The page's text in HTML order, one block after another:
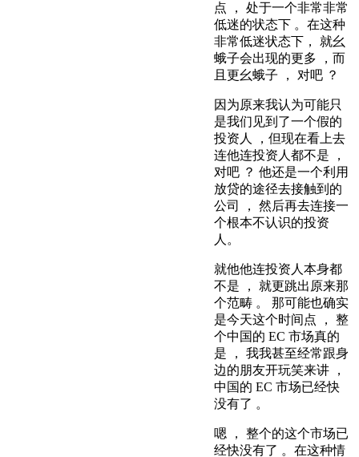
点 ， 处于一个非常非常
低迷的状态下 。在这种
非常低迷状态下， 就幺
蛾子会出现的更多 ，而
且更幺蛾子 ， 对吧 ？
因为原来我认为可能只
是我们见到了一个假的
投资人 ，但现在看上去
连他连投资人都不是 ，
对吧 ？ 他还是一个利用
放贷的途径去接触到的
公司 ， 然后再去连接一
个根本不认识的投资
人。
就他他连投资人本身都
不是 ， 就更跳出原来那
个范畴 。 那可能也确实
是今天这个时间点 ， 整
个中国的 EC 市场真的
是 ， 我我甚至经常跟身
边的朋友开玩笑来讲 ，
中国的 EC 市场已经快
没有了 。
嗯 ， 整个的这个市场已
经快没有了 。在这种情